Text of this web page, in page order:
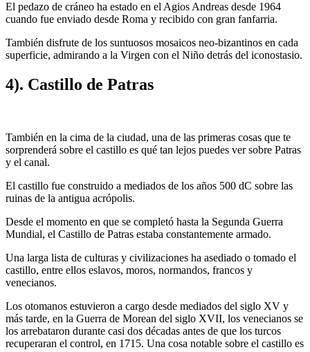
El pedazo de cráneo ha estado en el Agios Andreas desde 1964
cuando fue enviado desde Roma y recibido con gran fanfarria.
También disfrute de los suntuosos mosaicos neo-bizantinos en cada
superficie, admirando a la Virgen con el Niño detrás del iconostasio.
4). Castillo de Patras
También en la cima de la ciudad, una de las primeras cosas que te
sorprenderá sobre el castillo es qué tan lejos puedes ver sobre Patras
y el canal.
El castillo fue construido a mediados de los años 500 dC sobre las
ruinas de la antigua acrópolis.
Desde el momento en que se completó hasta la Segunda Guerra
Mundial, el Castillo de Patras estaba constantemente armado.
Una larga lista de culturas y civilizaciones ha asediado o tomado el
castillo, entre ellos eslavos, moros, normandos, francos y
venecianos.
Los otomanos estuvieron a cargo desde mediados del siglo XV y
más tarde, en la Guerra de Morean del siglo XVII, los venecianos se
los arrebataron durante casi dos décadas antes de que los turcos
recuperaran el control, en 1715. Una cosa notable sobre el castillo es